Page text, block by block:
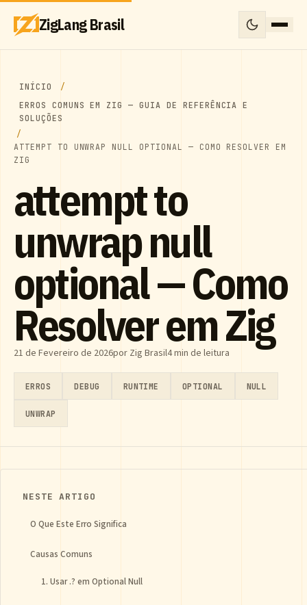
ZigLang Brasil
INÍCIO
ERROS COMUNS EM ZIG — GUIA DE REFERÊNCIA E
SOLUÇÕES
ATTEMPT TO UNWRAP NULL OPTIONAL — COMO RESOLVER EM
ZIG
attempt to
unwrap null
optional — Como
Resolver em Zig
21 de Fevereiro de 2026por Zig Brasil4 min de leitura
ERROS DEBUG RUNTIME OPTIONAL NULL
UNWRAP
NESTE ARTIGO
O Que Este Erro Significa
Causas Comuns
1. Usar .? em Optional Null